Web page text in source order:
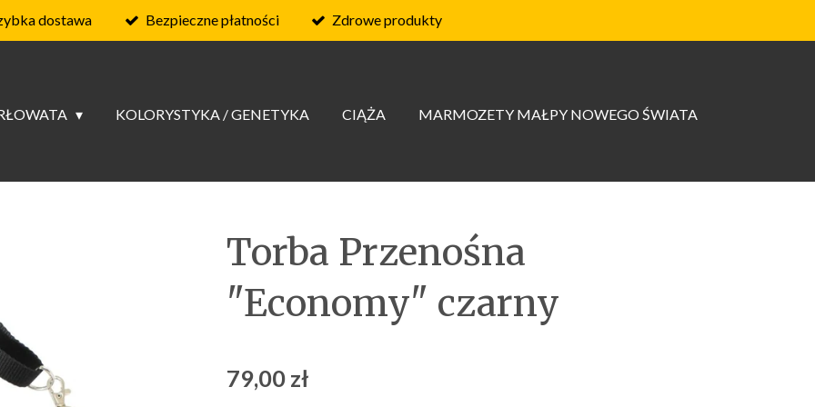
dostawa Bezpieczne płatności Zdrowe produkty
KOLORYSTYKA / GENETYKA CIĄŻA MARMOZETY MAŁPY NOWEGO ŚWIATA
Torba Przenośna
"Economy" czarny
79,00 zł